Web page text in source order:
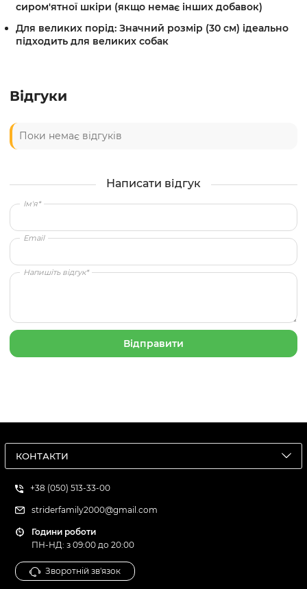
сиром'ятної шкіри (якщо немає інших добавок)
Для великих порід: Значний розмір (30 см) ідеально
підходить для великих собак
Відгуки
Поки немає відгуків
Написати відгук
Ім'я*
Email
Напишіть відгук*
КОНТАКТИ
+38 (050) 513-33-00
striderfamily2000@gmail.com
Години роботи
ПН-НД: з 09:00 до 20:00
Зворотній зв'язок